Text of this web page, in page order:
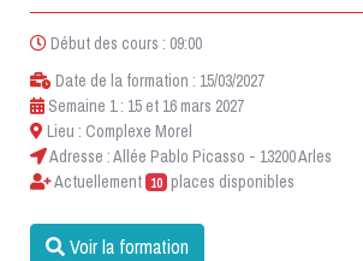
Début des cours : 09:00
Date de la formation : 15/03/2027
Semaine 1 : 15 et 16 mars 2027
Lieu : Complexe Morel
Adresse : Allée Pablo Picasso - 13200 Arles
Actuellement 10 places disponibles
Voir la formation